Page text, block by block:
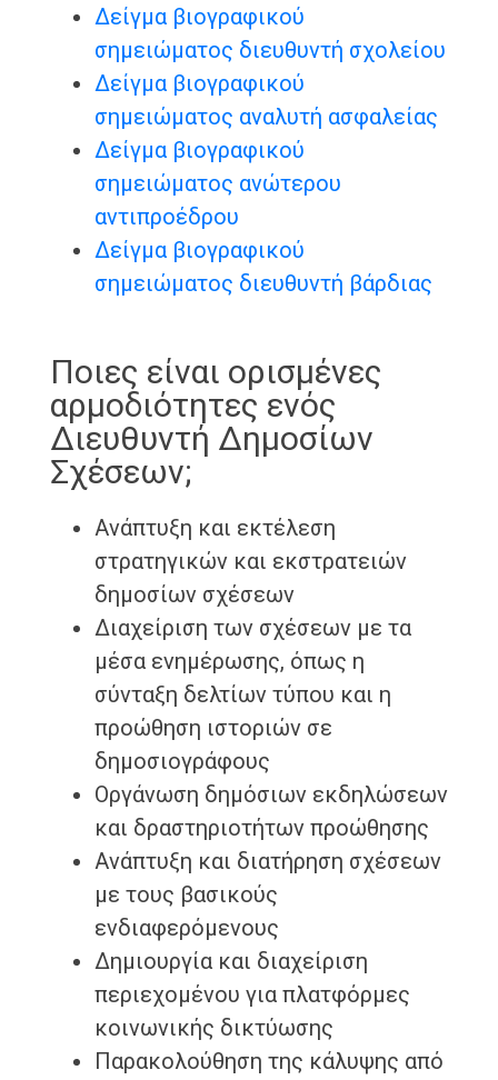
Δείγμα βιογραφικού
σημειώματος διευθυντή σχολείου
Δείγμα βιογραφικού
σημειώματος αναλυτή ασφαλείας
Δείγμα βιογραφικού
σημειώματος ανώτερου
αντιπροέδρου
Δείγμα βιογραφικού
σημειώματος διευθυντή βάρδιας
Ποιες είναι ορισμένες
αρμοδιότητες ενός
Διευθυντή Δημοσίων
Σχέσεων;
Ανάπτυξη και εκτέλεση
στρατηγικών και εκστρατειών
δημοσίων σχέσεων
Διαχείριση των σχέσεων με τα
μέσα ενημέρωσης, όπως η
σύνταξη δελτίων τύπου και η
προώθηση ιστοριών σε
δημοσιογράφους
Οργάνωση δημόσιων εκδηλώσεων
και δραστηριοτήτων προώθησης
Ανάπτυξη και διατήρηση σχέσεων
με τους βασικούς
ενδιαφερόμενους
Δημιουργία και διαχείριση
περιεχομένου για πλατφόρμες
κοινωνικής δικτύωσης
Παρακολούθηση της κάλυψης από